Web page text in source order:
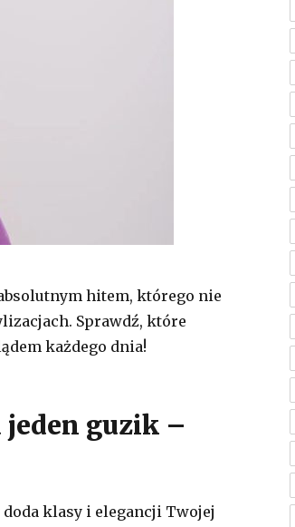
hitem, którego nie
Sprawdź, które
każdego dnia!
guzik –
klasy i elegancji Twojej